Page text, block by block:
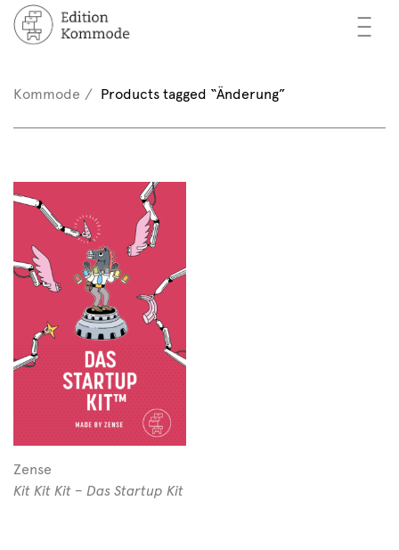
—
—
—
/ Register
Kommode Products tagged “Änderung”
Zense
Kit Kit Kit – Das Startup Kit